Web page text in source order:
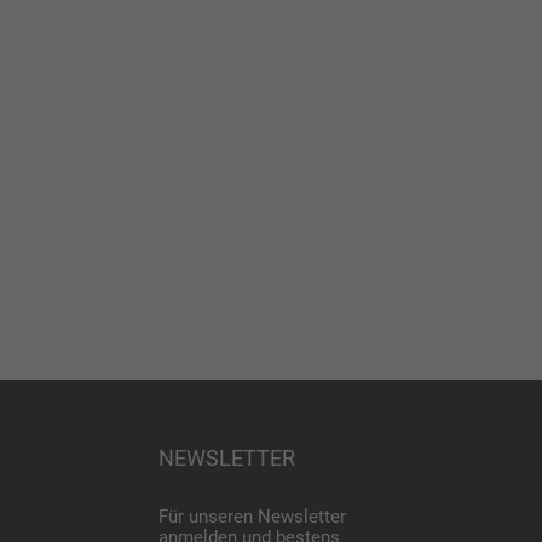
NEWSLETTER
Für unseren Newsletter
anmelden und bestens